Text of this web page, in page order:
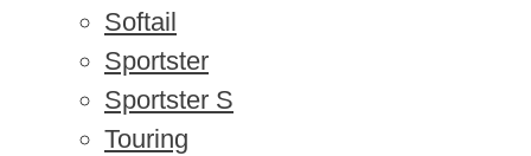
Softail
Sportster
Sportster S
Touring